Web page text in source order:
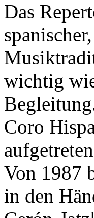
Das
wichtig
Coro
Von 1987
in den